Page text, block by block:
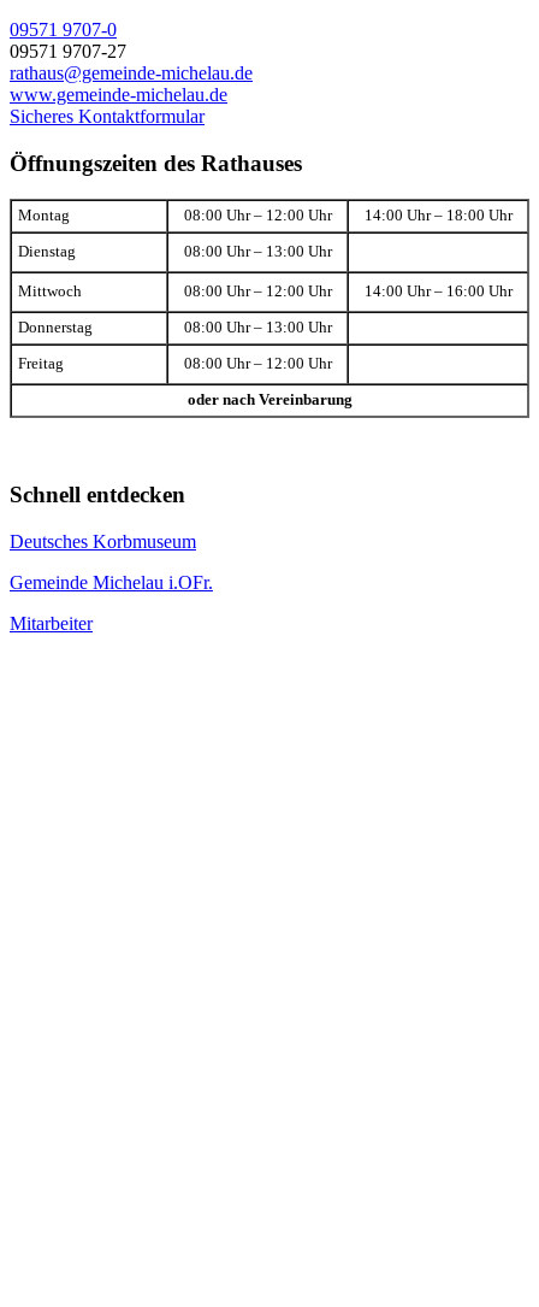
09571 9707-0
09571 9707-27
rathaus@gemeinde-michelau.de
www.gemeinde-michelau.de
Sicheres Kontaktformular
Öffnungszeiten des Rathauses
Montag 08:00 Uhr – 12:00 Uhr 14:00 Uhr – 18:00 Uhr
Dienstag 08:00 Uhr – 13:00 Uhr
Mittwoch 08:00 Uhr – 12:00 Uhr 14:00 Uhr – 16:00 Uhr
Donnerstag 08:00 Uhr – 13:00 Uhr
Freitag 08:00 Uhr – 12:00 Uhr
oder nach Vereinbarung
Schnell entdecken
Deutsches Korbmuseum
Gemeinde Michelau i.OFr.
Mitarbeiter